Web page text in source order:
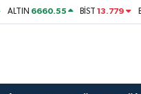
ALTIN 6660.55 BİST13.779